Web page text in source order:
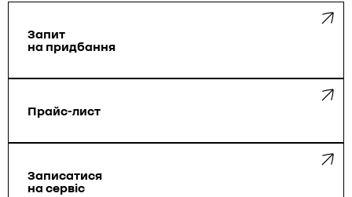
Запит
на придбання
Прайс-лист
Запиcатися
на сервіс